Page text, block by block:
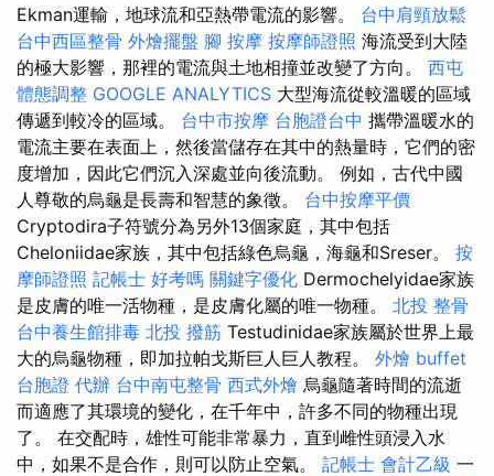
Ekman運輸，地球流和亞熱帶電流的影響。 台中肩頸放鬆
台中西區整骨 外燴擺盤 腳 按摩 按摩師證照 海流受到大陸
的極大影響，那裡的電流與土地相撞並改變了方向。 西屯
體態調整 GOOGLE ANALYTICS 大型海流從較溫暖的區域
傳遞到較冷的區域。 台中市按摩 台胞證台中 攜帶溫暖水的
電流主要在表面上，然後當儲存在其中的熱量時，它們的密
度增加，因此它們沉入深處並向後流動。 例如，古代中國
人尊敬的烏龜是長壽和智慧的象徵。 台中按摩平價
Cryptodira子符號分為另外13個家庭，其中包括
Cheloniidae家族，其中包括綠色烏龜，海龜和Sreser。 按
摩師證照 記帳士 好考嗎 關鍵字優化 Dermochelyidae家族
是皮膚的唯一活物種，是皮膚化屬的唯一物種。 北投 整骨
台中養生館排毒 北投 撥筋 Testudinidae家族屬於世界上最
大的烏龜物種，即加拉帕戈斯巨人巨人教程。 外燴 buffet
台胞證 代辦 台中南屯整骨 西式外燴 烏龜隨著時間的流逝
而適應了其環境的變化，在千年中，許多不同的物種出現
了。 在交配時，雄性可能非常暴力，直到雌性頭浸入水
中，如果不是合作，則可以防止空氣。 記帳士 會計乙級 一